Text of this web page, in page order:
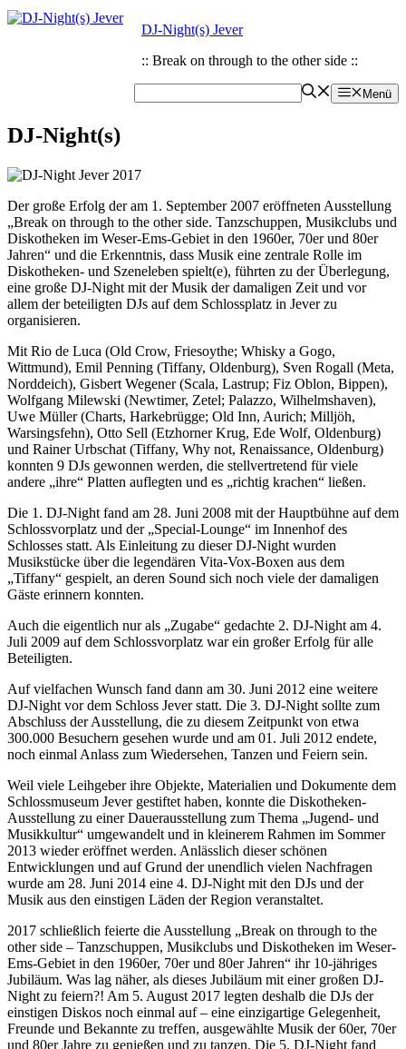
Zum
Zum
DJ-Night(s) Jever
:: Break on through to the other side ::
Menü
DJ-Night(s)
Der große Erfolg der am 1. September 2007 eröffneten Ausstellung
„Break on through to the other side. Tanzschuppen, Musikclubs und
Diskotheken im Weser-Ems-Gebiet in den 1960er, 70er und 80er
Jahren“ und die Erkenntnis, dass Musik eine zentrale Rolle im
Diskotheken- und Szeneleben spielt(e), führten zu der Überlegung,
eine große DJ-Night mit der Musik der damaligen Zeit und vor
allem der beteiligten DJs auf dem Schlossplatz in Jever zu
organisieren.
Mit Rio de Luca (Old Crow, Friesoythe; Whisky a Gogo,
Wittmund), Emil Penning (Tiffany, Oldenburg), Sven Rogall (Meta,
Norddeich), Gisbert Wegener (Scala, Lastrup; Fiz Oblon, Bippen),
Wolfgang Milewski (Newtimer, Zetel; Palazzo, Wilhelmshaven),
Uwe Müller (Charts, Harkebrügge; Old Inn, Aurich; Milljöh,
Warsingsfehn), Otto Sell (Etzhorner Krug, Ede Wolf, Oldenburg)
und Rainer Urbschat (Tiffany, Why not, Renaissance, Oldenburg)
konnten 9 DJs gewonnen werden, die stellvertretend für viele
andere „ihre“ Platten auflegten und es „richtig krachen“ ließen.
Die 1. DJ-Night fand am 28. Juni 2008 mit der Hauptbühne auf dem
Schlossvorplatz und der „Special-Lounge“ im Innenhof des
Schlosses statt. Als Einleitung zu dieser DJ-Night wurden
Musikstücke über die legendären Vita-Vox-Boxen aus dem
„Tiffany“ gespielt, an deren Sound sich noch viele der damaligen
Gäste erinnern konnten.
Auch die eigentlich nur als „Zugabe“ gedachte 2. DJ-Night am 4.
Juli 2009 auf dem Schlossvorplatz war ein großer Erfolg für alle
Beteiligten.
Auf vielfachen Wunsch fand dann am 30. Juni 2012 eine weitere
DJ-Night vor dem Schloss Jever statt. Die 3. DJ-Night sollte zum
Abschluss der Ausstellung, die zu diesem Zeitpunkt von etwa
300.000 Besuchern gesehen wurde und am 01. Juli 2012 endete,
noch einmal Anlass zum Wiedersehen, Tanzen und Feiern sein.
Weil viele Leihgeber ihre Objekte, Materialien und Dokumente dem
Schlossmuseum Jever gestiftet haben, konnte die Diskotheken-
Ausstellung zu einer Dauerausstellung zum Thema „Jugend- und
Musikkultur“ umgewandelt und in kleinerem Rahmen im Sommer
2013 wieder eröffnet werden. Anlässlich dieser schönen
Entwicklungen und auf Grund der unendlich vielen Nachfragen
wurde am 28. Juni 2014 eine 4. DJ-Night mit den DJs und der
Musik aus den einstigen Läden der Region veranstaltet.
2017 schließlich feierte die Ausstellung „Break on through to the
other side – Tanzschuppen, Musikclubs und Diskotheken im Weser-
Ems-Gebiet in den 1960er, 70er und 80er Jahren“ ihr 10-jähriges
Jubiläum. Was lag näher, als dieses Jubiläum mit einer großen DJ-
Night zu feiern?! Am 5. August 2017 legten deshalb die DJs der
einstigen Diskos noch einmal auf – eine einzigartige Gelegenheit,
Freunde und Bekannte zu treffen, ausgewählte Musik der 60er, 70er
und 80er Jahre zu genießen und zu tanzen. Die 5. DJ-Night fand